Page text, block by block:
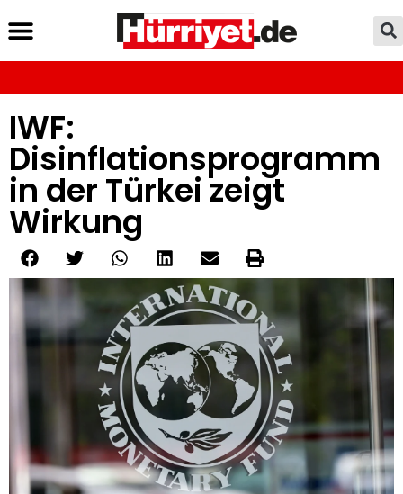
IWF:
Disinflationsprogramm
in der Türkei zeigt
Wirkung